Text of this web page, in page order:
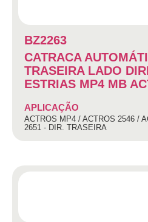
BZ2263
CATRACA
TRASEIRA LADO
ESTRIAS MP4 MB
APLICAÇÃO
ACTROS MP4 / ACTROS 2546 /
2651 - DIR. TRASEIRA